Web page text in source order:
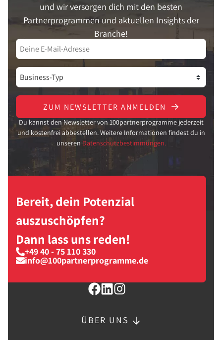
und wir versorgen dich mit den besten
Partnerprogrammen und aktuellen Insights der
Branche!
ZUM NEWSLETTER ANMELDEN
Du kannst den Newsletter von 100partnerprogramme jederzeit
und kostenfrei abbestellen. Weitere Informationen findest du in
unseren Datenschutzbestimmungen.
Bereit, dein Potenzial
auszuschöpfen?
Dann lass uns reden!
+49 40 - 75 110 330
info@100partnerprogramme.de
ÜBER UNS